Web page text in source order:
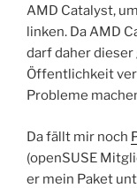
AMD Catalyst,
linken. Da AMD
darf daher
Öffentlichkeit
Probleme
Da fällt mir noch
(openSUSE
er mein Paket